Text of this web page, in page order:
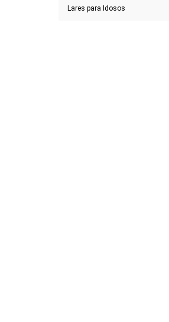
Lares para Idosos